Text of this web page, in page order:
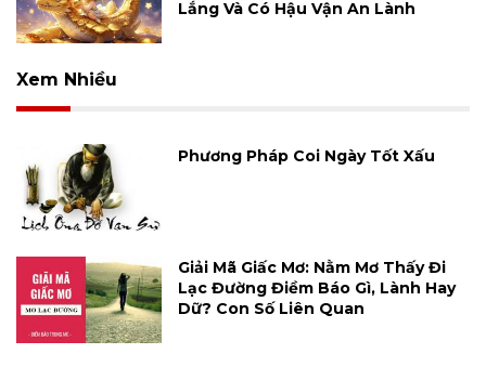
Lắng Và Có Hậu Vận An Lành
Xem Nhiều
Phương Pháp Coi Ngày Tốt Xấu
Giải Mã Giấc Mơ: Nằm Mơ Thấy Đi
Lạc Đường Điềm Báo Gì, Lành Hay
Dữ? Con Số Liên Quan